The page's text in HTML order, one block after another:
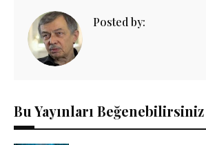
Posted by:
Bu Yayınları Beğenebilirsiniz